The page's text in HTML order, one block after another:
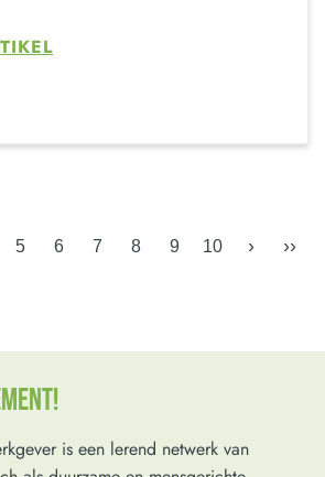
5 6 7 8 9 10 › ››
is een lerend netwerk van